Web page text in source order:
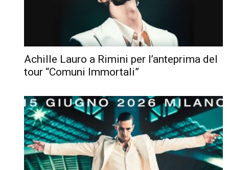
Achille Lauro a Rimini per l’anteprima del
tour “Comuni Immortali”